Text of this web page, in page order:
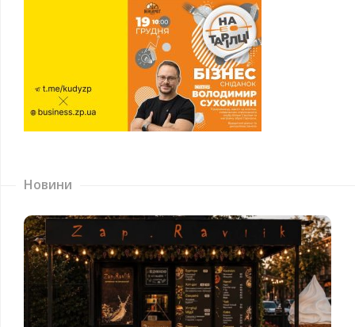
Новини